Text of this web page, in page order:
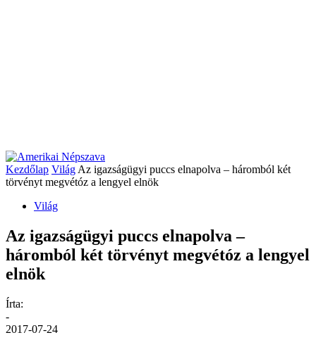
Kezdőlap Világ Az igazságügyi puccs elnapolva – háromból két
törvényt megvétóz a lengyel elnök
Világ
Az igazságügyi puccs elnapolva –
háromból két törvényt megvétóz a lengyel
elnök
Írta:
-
2017-07-24